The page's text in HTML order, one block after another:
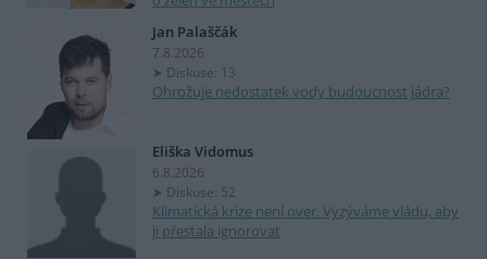
Jan Palaščák
7.8.2026
Diskuse: 13
Ohrožuje nedostatek vody budoucnost jádra?
Eliška Vidomus
6.8.2026
Diskuse: 52
Klimatická krize není over. Vyzýváme vládu, aby
ji přestala ignorovat